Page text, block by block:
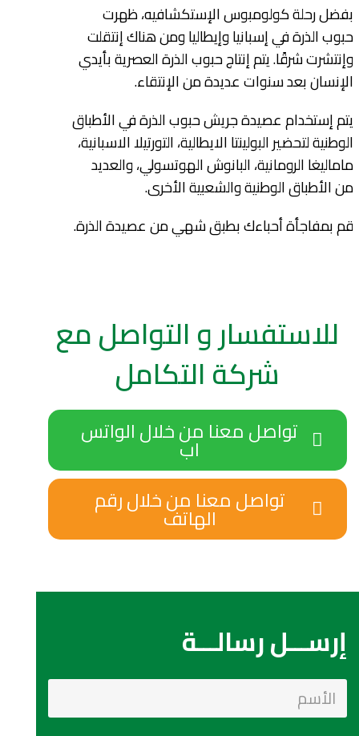
بفضل رحلة كولومبوس الإستكشافيه، ظهرت
حبوب الذرة في إسبانيا وإيطاليا ومن هناك إنتقلت
وإنتشرت شرقًا. يتم إنتاج حبوب الذرة العصرية بأيدي
الإنسان بعد سنوات عديدة من الإنتقاء.
يتم إستخدام عصيدة جريش حبوب الذرة في الأطباق
الوطنية لتحضير البولينتا الايطالية، التورتيلا الاسبانية،
ماماليغا الرومانية، البانوش الهوتسولي، والعديد
من الأطباق الوطنية والشعبية الأخرى.
قم بمفاجأة أحباءك بطبق شهي من عصيدة الذرة.
للاستفسار و التواصل مع
شركة التكامل
تواصل معنا من خلال الواتس
اب
تواصل معنا من خلال رقم
الهاتف
إرســـل رسالـــة